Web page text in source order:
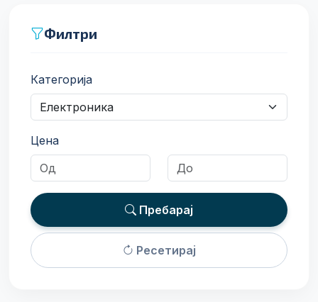
Филтри
Категорија
Цена
Пребарај
Ресетирај